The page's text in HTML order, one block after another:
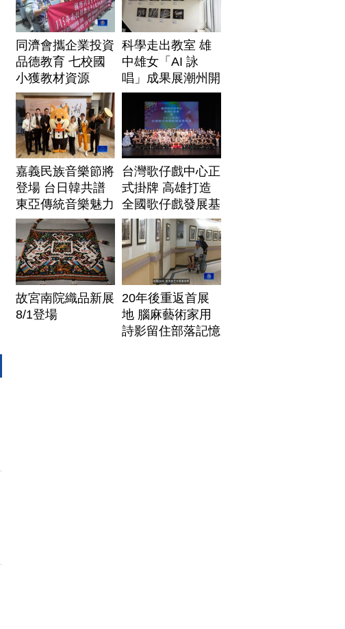
同濟會攜企業投資
品德教育 七校國
小獲教材資源
科學走出教室 雄
中雄女「AI 詠
唱」成果展潮州開
展
嘉義民族音樂節將
登場 台日韓共譜
東亞傳統音樂魅力
台灣歌仔戲中心正
式掛牌 高雄打造
全國歌仔戲發展基
地
故宮南院織品新展
8/1登場
20年後重返首展
地 腦麻藝術家用
詩影留住部落記憶